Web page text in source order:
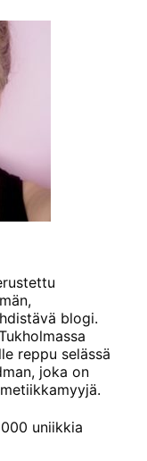
blogi.
reppu selässä
joka on
uniikkia